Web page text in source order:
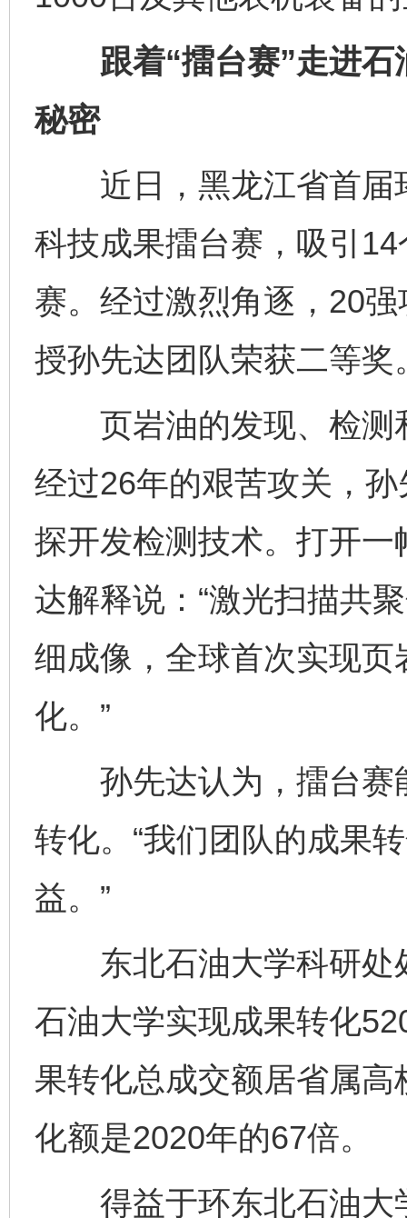
跟着“擂台赛”走进石
秘密
近日，黑龙江省首届
科技成果擂台赛，吸引
赛。经过激烈角逐，20
授孙先达团队荣获二等奖
页岩油的发现、检测
经过26年的艰苦攻关，
探开发检测技术。打开
达解释说：“激光扫描共
细成像，全球首次实现
化。”
孙先达认为，擂台赛
转化。“我们团队的成果
益。”
东北石油大学科研处
石油大学实现成果转化
果转化总成交额居省属
化额是2020年的67倍。
得益于环东北石油大